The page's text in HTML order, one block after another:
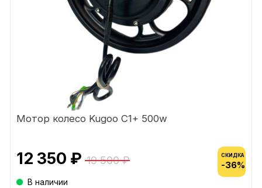
Мотор колесо Kugoo C1+ 500w
12 350 ₽ 19 500 ₽ СКИДКА
-36%
В наличии